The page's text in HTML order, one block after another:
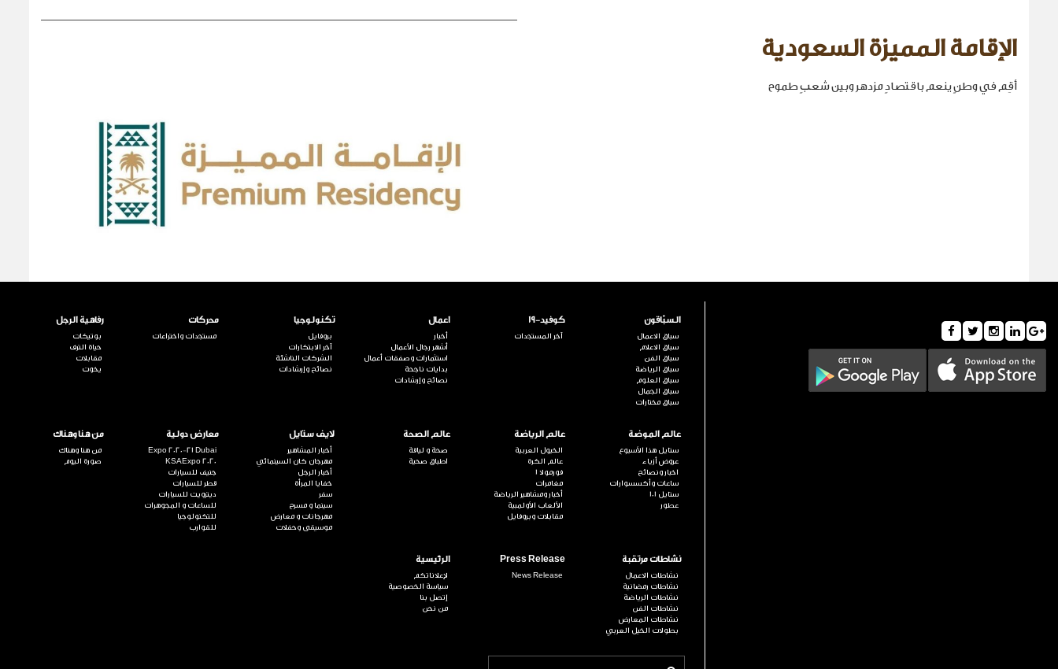
الإقامة المميزة السعودية
أقِم في وطنٍ ينعم باقتصادٍ مزدهر وبين شعبٍ طموح
السبّاقون
سباق الاعمال
سباق الاعلام
سباق الفن
سباق الرياضة
سباق العلوم
سباق الجمال
سباق مختارات
كوفيد-19
آخر المستجدات
اعمال
أخبار
أشهر رجال الأعمال
استثمارات وصفقات أعمال
بدايات ناجحة
نصائح وإرشادات
تكنولوجيا
بروفايل
آخر الابتكارات
الشركات الناشئة
نصائح وإرشادات
محركات
مستجدات واختراعات
رفاهية الرجل
بوتيكات
حياة الترف
مقابلات
يخوت
عالم الموضة
ستايل هذا الأسبوع
عروض أزياء
اخبار ونصائح
ساعات وأكسسوارات
ستايل 101
عطور
عالم الرياضة
الخيول العربية
عالم الكرة
فورمولا 1
مغامرات
أخبار ومشاهير الرياضة
الألعاب الأولمبية
مقابلات وبروفايل
عالم الصحة
صحة و لياقة
اطباق صحية
لايف ستايل
أخبار المشاهير
مهرجان كان السينمائي
أخبار الرجل
خفايا المرأة
سفر
سينما و مسرح
مهرجانات و معارض
موسيقى وحفلات
معارض دولية
Expo 2020-21 Dubai
KSAExpo 2020
جنيف للسيارات
قطر للسيارات
ديترويت للسيارات
للساعات و المجوهرات
للتكنولوجيا
للقوارب
من هنا وهناك
من هنا وهناك
صورة اليوم
نشاطات مرتقبة
نشاطات الاعمال
نشاطات رمضانية
نشاطات الرياضة
نشاطات الفن
نشاطات المعارض
بطولات الخيل العربي
Press Release
News Release
الرئيسية
لإعلاناتكم
سياسة الخصوصية
إتصل بنا
من نحن